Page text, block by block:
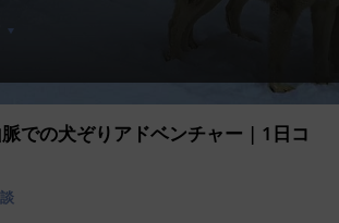
での犬ぞりアドベンチャー | 1日コ